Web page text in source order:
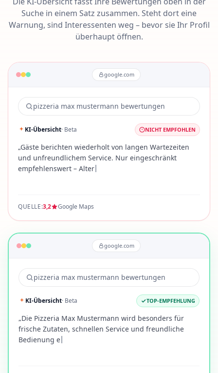
Suche in einem Satz zusammen. Steht dort eine
Warnung, sind Interessenten weg – bevor sie Ihr Profil
überhaupt öffnen.
google.com
pizzeria max mustermann bewertungen
KI-Übersicht· Beta NICHT EMPFOHLEN
„Gäste berichten wiederholt von langen Wartezeiten
und unfreundlichem Service. Nur eingeschränkt
empfehlenswert – Alter
QUELLE:3,2 Google Maps
google.com
pizzeria max mustermann bewertungen
KI-Übersicht· Beta TOP-EMPFEHLUNG
„Die Pizzeria Max Mustermann wird besonders für
frische Zutaten, schnellen Service und freundliche
Bedienung e